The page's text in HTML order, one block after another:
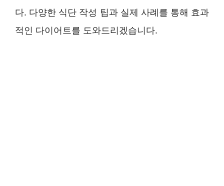
다. 다양한 식단 작성 팁과 실제 사례를 통해 효과
적인 다이어트를 도와드리겠습니다.